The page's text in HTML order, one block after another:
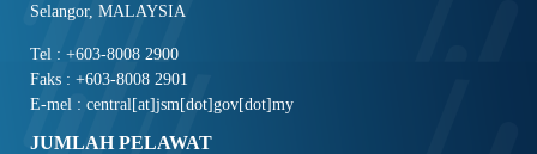
Selangor, MALAYSIA
Tel : +603-8008 2900
Faks : +603-8008 2901
E-mel : central[at]jsm[dot]gov[dot]my
JUMLAH PELAWAT